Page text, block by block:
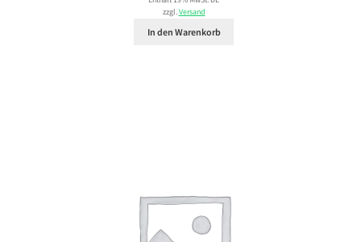
zzgl.Versand
In den Warenkorb